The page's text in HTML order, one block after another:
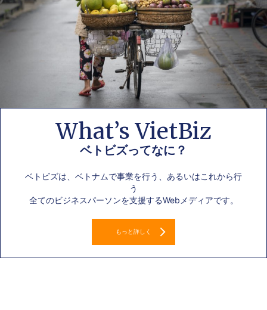
What’s VietBiz
ベトビズってなに？
ベトビズは、ベトナムで事業を行う、あるいはこれから行
う
全てのビジネスパーソンを支援するWebメディアです。
もっと詳しく